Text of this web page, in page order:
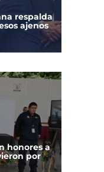
respalda
ajenos
honores a
por